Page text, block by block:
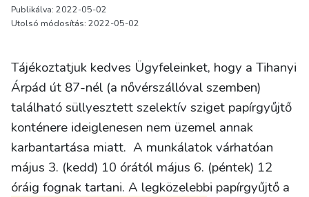
Publikálva: 2022-05-02
Utolsó módosítás: 2022-05-02
Tájékoztatjuk kedves Ügyfeleinket, hogy a Tihanyi
Árpád út 87-nél (a nővérszállóval szemben)
található süllyesztett szelektív sziget papírgyűjtő
konténere ideiglenesen nem üzemel annak
karbantartása miatt. A munkálatok várhatóan
május 3. (kedd) 10 órától május 6. (péntek) 12
óráig fognak tartani. A legközelebbi papírgyűjtő a